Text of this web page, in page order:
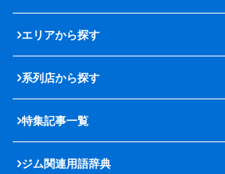
エリアから探す
系列店から探す
特集記事一覧
ジム関連用語辞典